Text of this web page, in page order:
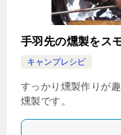
手羽先の燻製をス
キャンプレシピ
すっかり燻製作りが
燻製です。